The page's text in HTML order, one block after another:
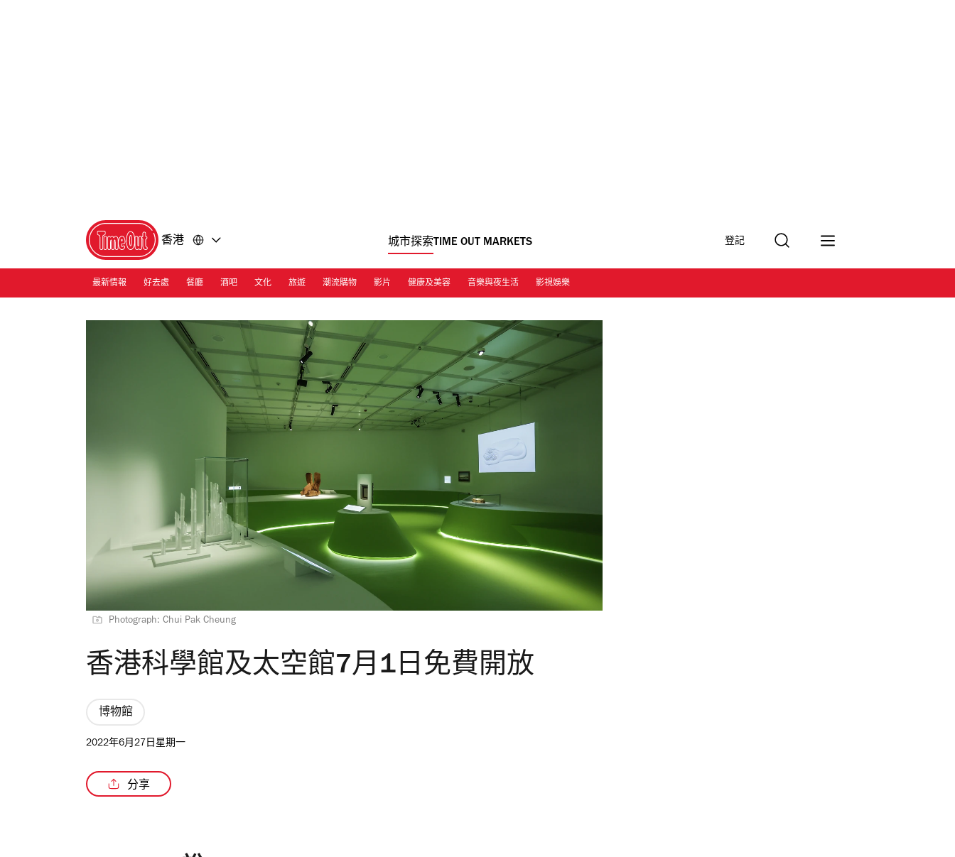
香港 城市探索TIME OUT MARKETS 登記
最新情報 好去處 餐廳 酒吧 文化 旅遊 潮流購物 影片 健康及美容 音樂與夜生活 影視娛樂
Photograph: Chui Pak Cheung
香港科學館及太空館7月1日免費開放
博物館
2022年6月27日星期一
分享